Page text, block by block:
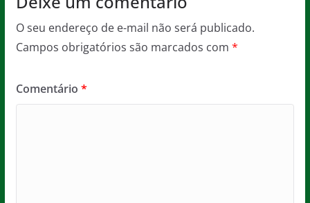
O seu endereço de e-mail não será publicado.
Campos obrigatórios são marcados com *
Comentário *